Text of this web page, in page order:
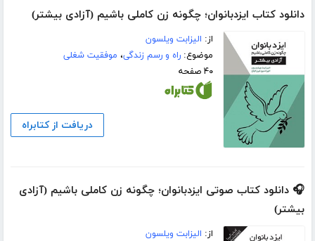
دانلود کتاب ایزدبانوان؛ چگونه زن کاملی باشیم (آزادی بیشتر)
از: الیزابت ویلسون
موضوع:راه و رسم زندگی، موفقیت شغلی
۴۰ صفحه
دریافت از کتابراه
🎧 دانلود کتاب صوتی ایزدبانوان؛ چگونه زن کاملی باشیم (آزادی
بیشتر)
از: الیزابت ویلسون